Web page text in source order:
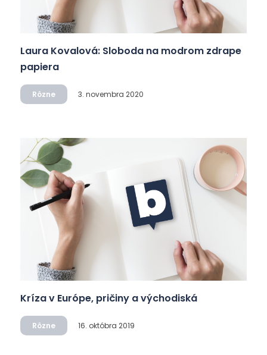
Laura Kovalová: Sloboda na modrom zdrape
papiera
Rôzne 3. novembra 2020
Kríza v Európe, pričiny a východiská
Rôzne 16. októbra 2019